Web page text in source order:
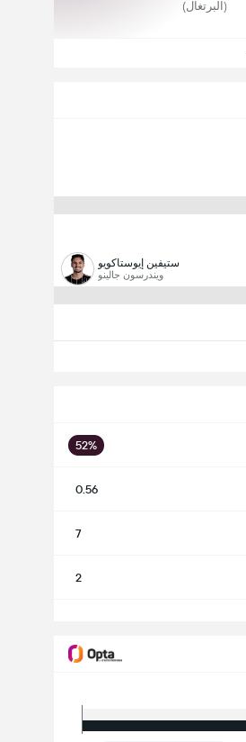
(البرتغال)
ستيفين إيوستاكويو
ويندرسون جالينو
52%
0.56
7
2